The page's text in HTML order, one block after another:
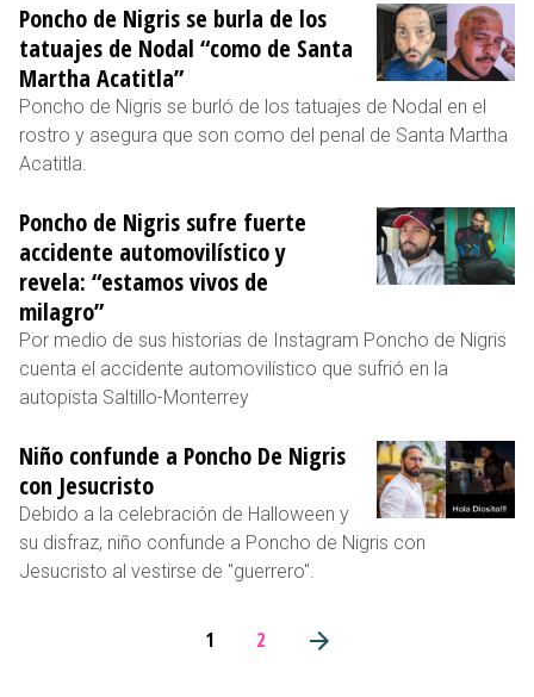
Poncho de Nigris se burla de los
tatuajes de Nodal “como de Santa
Martha Acatitla”
Poncho de Nigris se burló de los tatuajes de Nodal en el
rostro y asegura que son como del penal de Santa Martha
Acatitla.
Poncho de Nigris sufre fuerte
accidente automovilístico y
revela: “estamos vivos de
milagro”
Por medio de sus historias de Instagram Poncho de Nigris
cuenta el accidente automovilístico que sufrió en la
autopista Saltillo-Monterrey
Niño confunde a Poncho De Nigris
con Jesucristo
Debido a la celebración de Halloween y
su disfraz, niño confunde a Poncho de Nigris con
Jesucristo al vestirse de "guerrero".
1 2